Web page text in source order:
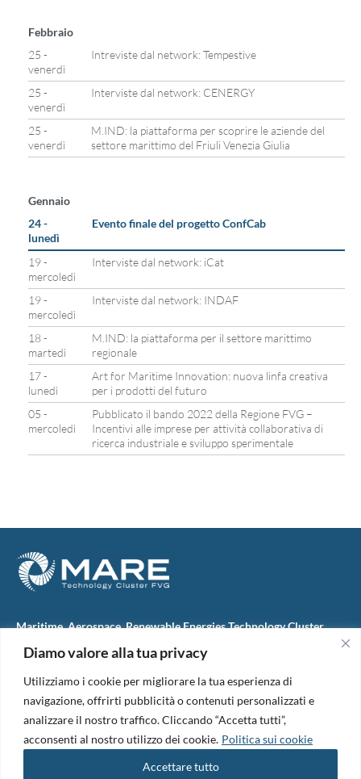
Diamo valore alla tua privacy
Utilizziamo i cookie per migliorare la tua esperienza di
navigazione, offrirti pubblicità o contenuti personalizzati e
analizzare il nostro traffico. Cliccando “Accetta tutti”,
acconsenti al nostro utilizzo dei cookie. Politica sui cookie
Accettare tutto
Febbraio
25 -
venerdì
Intreviste dal network: Tempestive
25 -
venerdì
Interviste dal network: CENERGY
25 -
venerdì
M.IND: la piattaforma per scoprire le aziende del
settore marittimo del Friuli Venezia Giulia
Gennaio
24 -
lunedì
Evento finale del progetto ConfCab
19 -
mercoledì
Interviste dal network: iCat
19 -
mercoledì
Interviste dal network: INDAF
18 -
martedì
M.IND: la piattaforma per il settore marittimo
regionale
17 -
lunedì
Art for Maritime Innovation: nuova linfa creativa
per i prodotti del futuro
05 -
mercoledì
Pubblicato il bando 2022 della Regione FVG –
Incentivi alle imprese per attività collaborativa di
ricerca industriale e sviluppo sperimentale
Maritime, Aerospace, Renewable Energies Technology Cluster
M.A.R.E. TC FVG S.c.ar.l.
34074 Monfalcone (Italy)
tel. +39 0481 723440
Codice Fiscale e Partita Iva: 01138620313
PEC:marefvg@legalmail.it
Codice univoco per i pagamenti: M5UXCR1
Copyright 2026. Design and development by